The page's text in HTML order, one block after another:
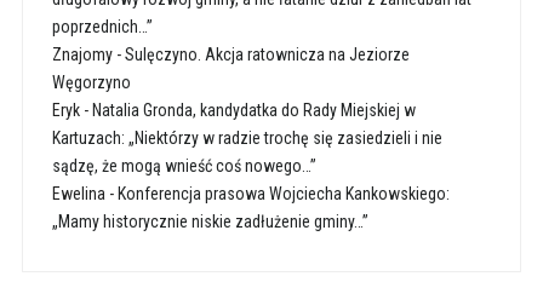
poprzednich…”
Znajomy-Sulęczyno. Akcja ratownicza na Jeziorze
Węgorzyno
Eryk- Natalia Gronda, kandydatka do Rady Miejskiej w
Kartuzach: „Niektórzy w radzie trochę się zasiedzieli i nie
sądzę, że mogą wnieść coś nowego…”
Ewelina - Konferencja prasowa Wojciecha Kankowskiego:
„Mamy historycznie niskie zadłużenie gminy…”